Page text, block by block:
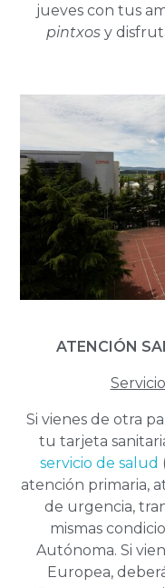
jueves con tus
pintxos y
ATENCIÓN
Si vienes de otra
tu tarjeta
servicio de salud
atención primaria,
de urgencia,
mismas
Autónoma. Si
Europea,